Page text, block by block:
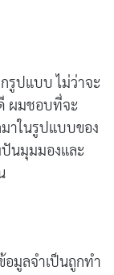
หนังเกาหลีไอดอล
ดียวใน Netflix
พสต์รูปปัง อัปเดต
รูปแบบ ไม่ว่าจะ
ผมชอบที่จะ
าในรูปแบบของ
ปันมุมมองและ
อมูลจำเป็นถูกทำ